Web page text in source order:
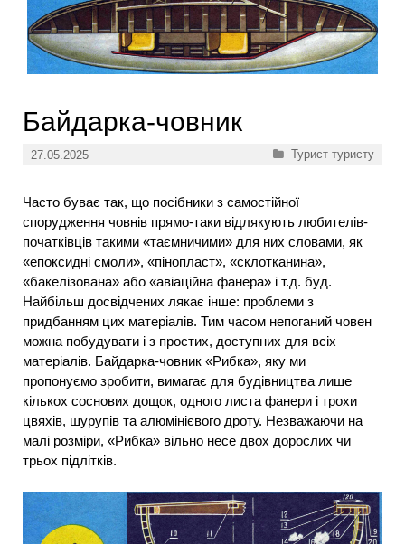
Байдарка-човник
27.05.2025 Категорії
Турист туристу
Часто буває так, що посібники з самостійної
спорудження човнів прямо-таки відлякують любителів-
початківців такими «таємничими» для них словами, як
«епоксидні смоли», «пінопласт», «склотканина»,
«бакелізована» або «авіаційна фанера» і т.д. буд.
Найбільш досвідчених лякає інше: проблеми з
придбанням цих матеріалів. Тим часом непоганий човен
можна побудувати і з простих, доступних для всіх
матеріалів. Байдарка-човник «Рибка», яку ми
пропонуємо зробити, вимагає для будівництва лише
кількох соснових дощок, одного листа фанери і трохи
цвяхів, шурупів та алюмінієвого дроту. Незважаючи на
малі розміри, «Рибка» вільно несе двох дорослих чи
трьох підлітків.